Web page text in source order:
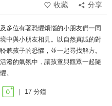
收藏
分享
多位有著恐懼煩惱的小朋友們一同
中與小朋友相見。以自然真誠的對
聽孩子的恐懼，並一起尋找解方。
潑的氣氛中，讓孩童與觀眾一起隨
。
17 分鐘